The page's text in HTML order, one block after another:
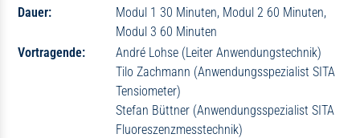
Dauer:
Modul 1 30 Minuten, Modul 2 60 Minuten,
Modul 3 60 Minuten
Vortragende:
André Lohse (Leiter Anwendungstechnik)
Tilo Zachmann (Anwendungsspezialist SITA
Tensiometer)
Stefan Büttner (Anwendungsspezialist SITA
Fluoreszenzmesstechnik)